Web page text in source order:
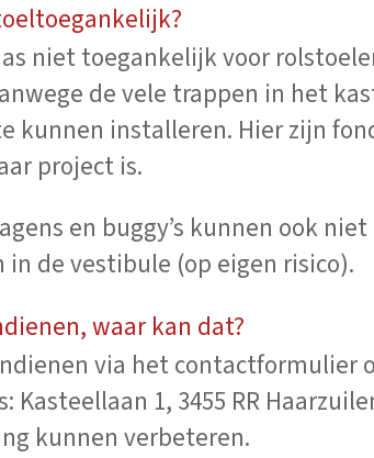
niet toegankelijk voor
de vele trappen in het
kunnen installeren. Hier zijn
project is.
en buggy’s kunnen ook
de vestibule (op eigen risico).
waar kan dat?
via het contactformulier
Kasteellaan 1, 3455 RR
kunnen verbeteren.